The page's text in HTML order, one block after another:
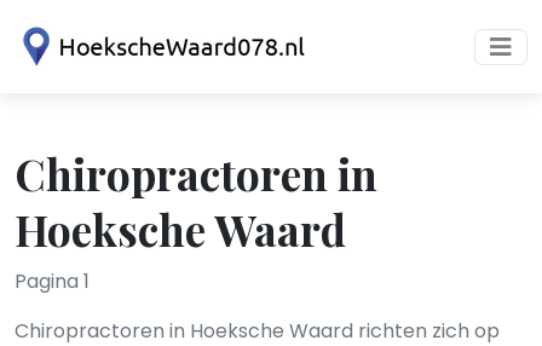
Chiropractoren in
Hoeksche Waard
Pagina 1
Chiropractoren in Hoeksche Waard richten zich op